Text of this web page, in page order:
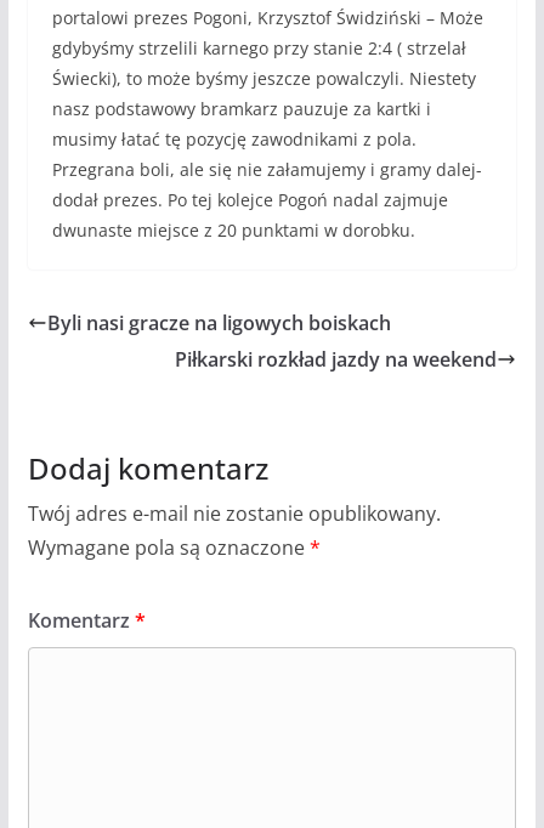
portalowi prezes Pogoni, Krzysztof Świdziński – Może
gdybyśmy strzelili karnego przy stanie 2:4 ( strzelał
Świecki), to może byśmy jeszcze powalczyli. Niestety
nasz podstawowy bramkarz pauzuje za kartki i
musimy łatać tę pozycję zawodnikami z pola.
Przegrana boli, ale się nie załamujemy i gramy dalej-
dodał prezes. Po tej kolejce Pogoń nadal zajmuje
dwunaste miejsce z 20 punktami w dorobku.
Byli nasi gracze na ligowych boiskach
Piłkarski rozkład jazdy na weekend
Dodaj komentarz
Twój adres e-mail nie zostanie opublikowany.
Wymagane pola są oznaczone*
Komentarz *